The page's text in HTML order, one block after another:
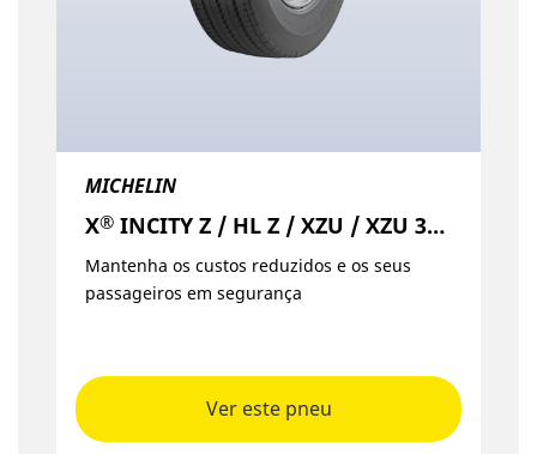
MICHELIN
X® INCITY Z / HL Z / XZU / XZU 3+ / EV Z
Mantenha os custos reduzidos e os seus
passageiros em segurança
Ver este pneu